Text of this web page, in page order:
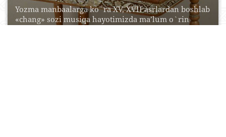
Yozma manbaalarga ko`ra XV, XVII asrlardan boshlab
«chang» sozi musiqa hayotimizda ma’lum o`rin